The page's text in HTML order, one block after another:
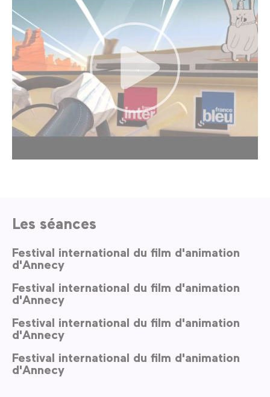
Les séances
Festival international du film d'animation
d'Annecy
Festival international du film d'animation
d'Annecy
Festival international du film d'animation
d'Annecy
Festival international du film d'animation
d'Annecy